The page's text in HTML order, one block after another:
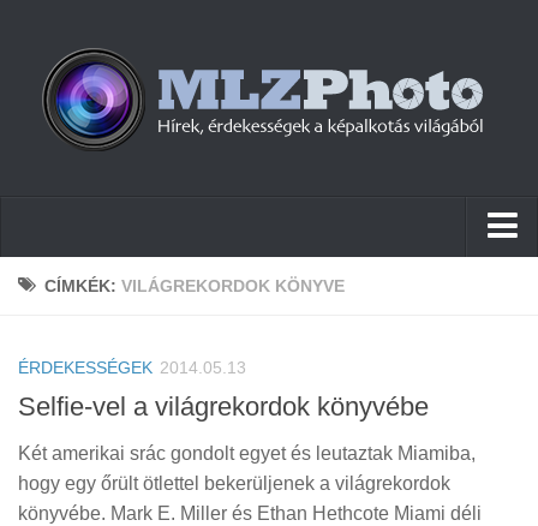
Hírek
Cikkek
Szoftver
Firmware
Tudástár
CÍMKÉK: VILÁGREKORDOK KÖNYVE
ÉRDEKESSÉGEK 2014.05.13
Selfie-vel a világrekordok könyvébe
Két amerikai srác gondolt egyet és leutaztak Miamiba,
hogy egy őrült ötlettel bekerüljenek a világrekordok
könyvébe. Mark E. Miller és Ethan Hethcote Miami déli